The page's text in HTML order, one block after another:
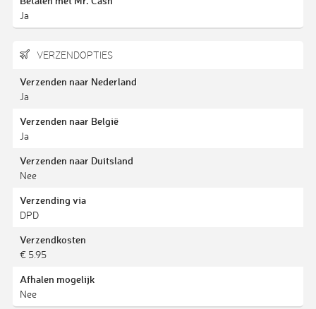
Ja
VERZENDOPTIES
Verzenden naar Nederland
Ja
Verzenden naar België
Ja
Verzenden naar Duitsland
Nee
Verzending via
DPD
Verzendkosten
€ 5.95
Afhalen mogelijk
Nee